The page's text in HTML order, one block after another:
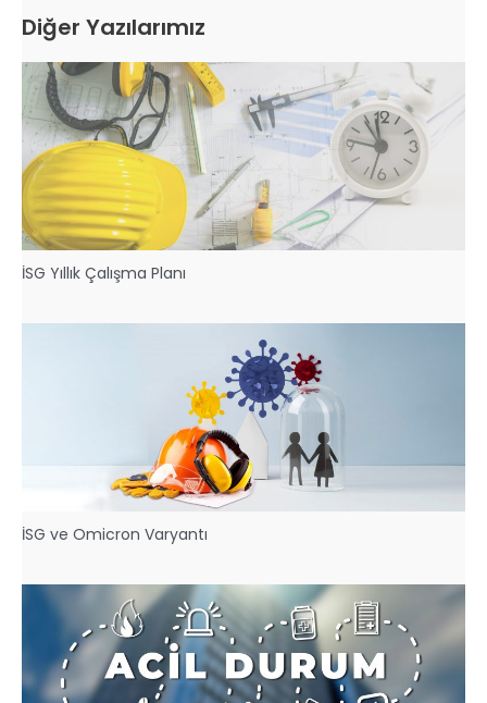
Diğer Yazılarımız
İSG Yıllık Çalışma Planı
İSG ve Omicron Varyantı